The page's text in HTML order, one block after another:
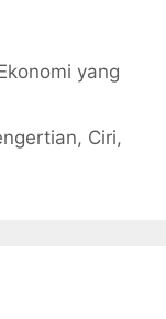
yang
Ciri,